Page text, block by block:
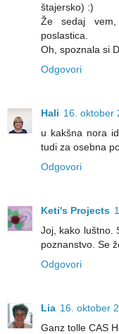
štajersko) :)
Že sedaj
poslastica.
Oh, spoznala si
Odgovori
Hali 16. oktober
u kakšna nora
tudi za osebna
Odgovori
Keti's Projects
Joj, kako luštno.
poznanstvo. Se
Odgovori
Lia 16. oktober
Ganz tolle CAS